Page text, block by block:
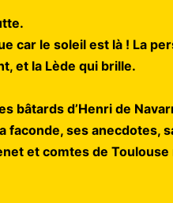
car le soleil est là ! La
et la Lède qui brille.
bâtards d’Henri de
faconde, ses anecdotes,
et comtes de